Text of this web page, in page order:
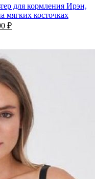
для кормления Ирэн,
мягких косточках
₽